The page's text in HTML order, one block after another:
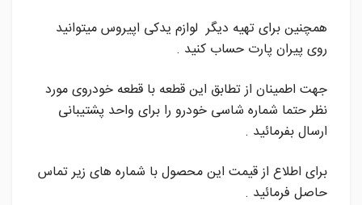
همچنین برای تهیه دیگر لوازم یدکی اپیروس میتوانید
روی پیران پارت حساب کنید .
جهت اطمینان از تطابق این قطعه با قطعه خودروی مورد
نظر حتما شماره شاسی خودرو را برای واحد پشتیبانی
ارسال بفرمائید .
برای اطلاع از قیمت این محصول با شماره های زیر تماس
حاصل فرمائید .